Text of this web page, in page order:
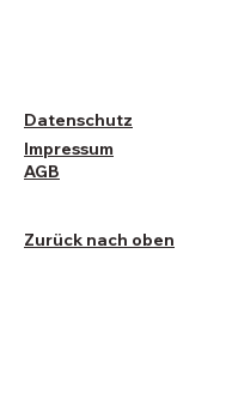
Datenschutz
Impressum
AGB
Zurück nach oben